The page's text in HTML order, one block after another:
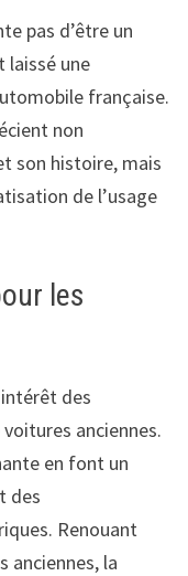
pas d’être un
laissé une
française.
non
son histoire, mais
de l’usage
les
des
anciennes.
en font un
des
Renouant
anciennes, la